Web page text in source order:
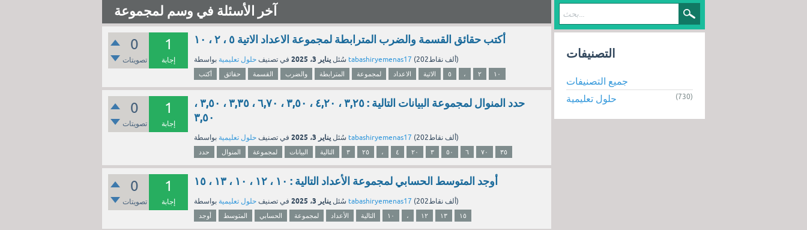
آخر الأسئلة في وسم لمجموعة
0
تصويتات
1
إجابة
أكتب حقائق القسمة والضرب المترابطة لمجموعة الاعداد الاتية ٥ ، ٢ ، ١٠
سُئل يناير 3، 2025 في تصنيف حلول تعليمية tabashiryemenas17 ( 202ألف نقاط)
أكتب حقائق القسمة والضرب المترابطة لمجموعة الاعداد الاتية ٥ ، ٢ ١٠
0
تصويتات
1
إجابة
حدد المنوال لمجموعة البيانات التالية : ۳,۲٥ ، ٤,٢۰ ، ٣,٥٠ ، ٦,٧٠ ، ٣,٣٥ ، ٣,٥٠ ،
٣,٥٠
سُئل يناير 3، 2025 في تصنيف حلول تعليمية tabashiryemenas17 ( 202ألف نقاط)
حدد المنوال لمجموعة البيانات التالية ۳ ۲٥ ، ٤ ٢۰ ٣ ٥٠ ٦ ٧٠ ٣٥
0
تصويتات
1
إجابة
أوجد المتوسط الحسابي لمجموعة الأعداد التالية : ۱۰ ، ۱۲ ، ۱۰ ، ۱۳ ، ۱٥
سُئل يناير 3، 2025 في تصنيف حلول تعليمية tabashiryemenas17 ( 202ألف نقاط)
أوجد المتوسط الحسابي لمجموعة الأعداد التالية ۱۰ ، ۱۲ ۱۳ ۱٥
التصنيفات
جميع التصنيفات
حلول تعليمية
(730)